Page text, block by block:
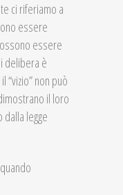
ci riferiamo a
essere
essere
delibera è
“vizio” non può
il loro
legge